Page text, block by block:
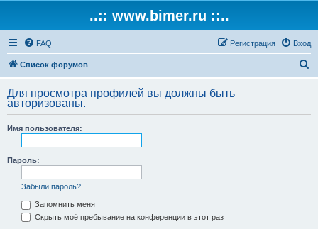
..:: www.bimer.ru ::..
FAQ Вход
Регистрация
Список форумов
с
Для просмотра профилей вы должны быть
авторизованы.
Имя пользователя:
Пароль:
Забыли пароль?
Запомнить меня
Скрыть моё пребывание на конференции в этот раз